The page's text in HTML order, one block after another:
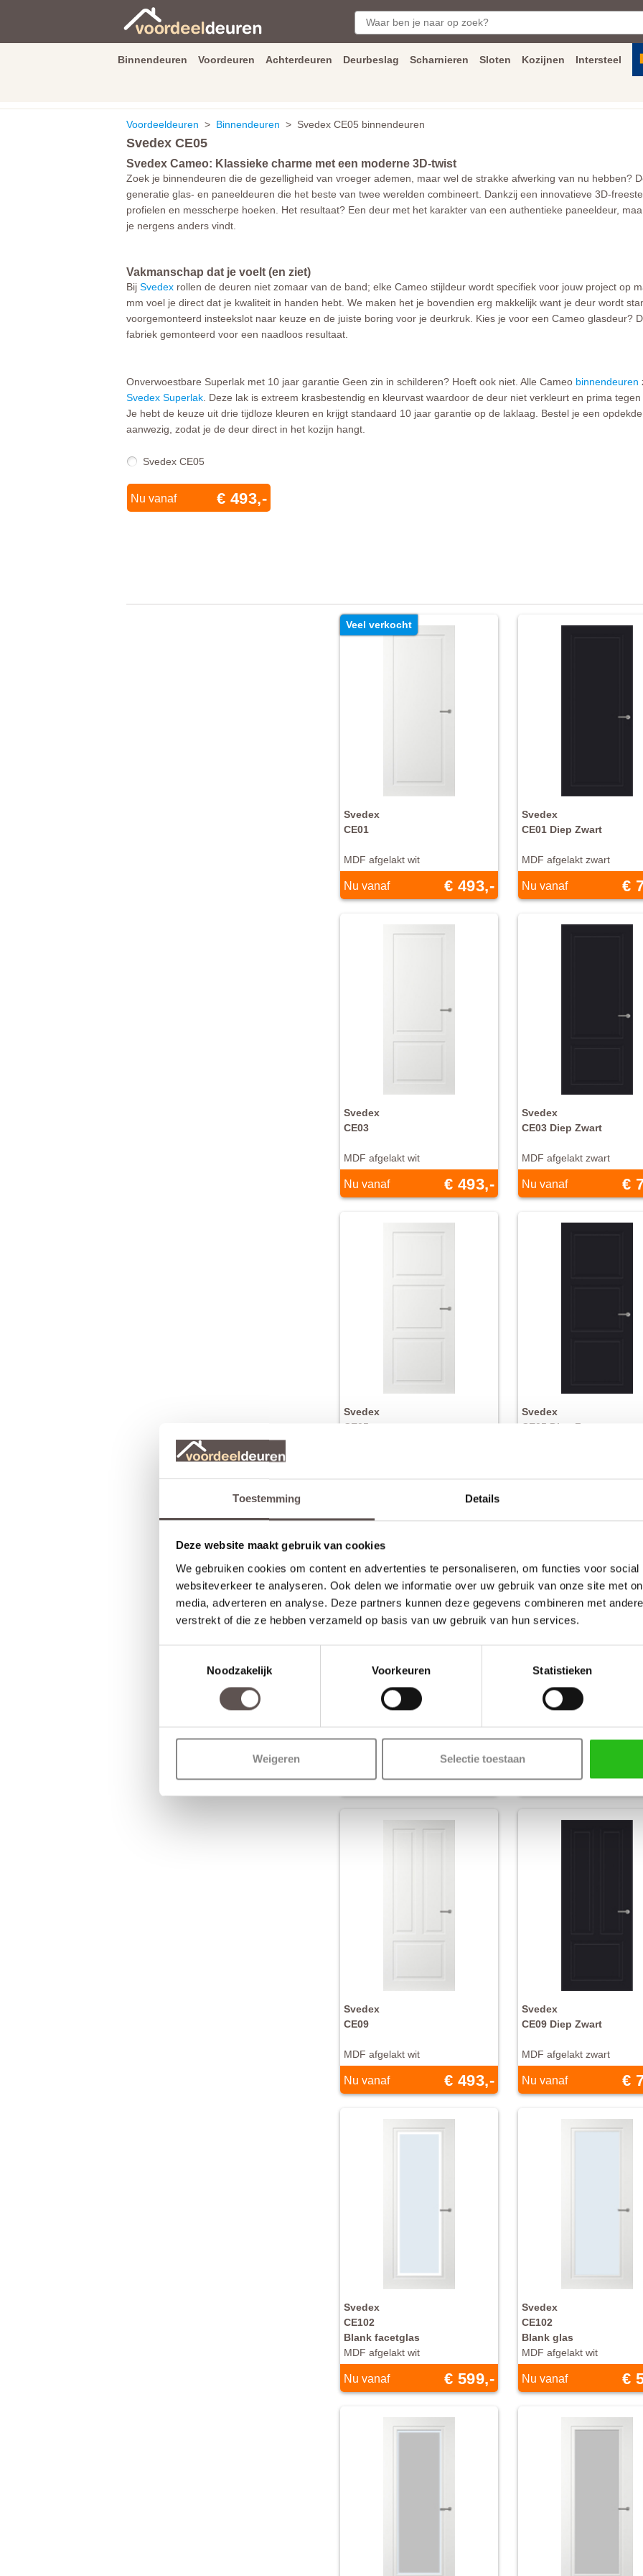
Toestemming Details
Deze website maakt gebruik van cookies
We gebruiken cookies om content en advertenties te personaliseren, om functies voor social
websiteverkeer te analyseren. Ook delen we informatie over uw gebruik van onze site met
media, adverteren en analyse. Deze partners kunnen deze gegevens combineren met
verstrekt of die ze hebben verzameld op basis van uw gebruik van hun services.
Noodzakelijk
Voorkeuren Statistieken
Weigeren Selectie toestaan
Binnendeuren Voordeuren Achterdeuren Deurbeslag Scharnieren Sloten Kozijnen Intersteel
Voordeeldeuren > Binnendeuren > Svedex CE05 binnendeuren
Svedex CE05
Svedex Cameo: Klassieke charme met een moderne 3D-twist
Zoek je binnendeuren die de gezelligheid van vroeger ademen, maar wel de strakke afwerking van nu hebben?
generatie glas- en paneeldeuren die het beste van twee werelden combineert. Dankzij een innovatieve 3D-
profielen en messcherpe hoeken. Het resultaat? Een deur met het karakter van een authentieke paneeldeur,
je nergens anders vindt.
Vakmanschap dat je voelt (en ziet)
Bij Svedex rollen de deuren niet zomaar van de band; elke Cameo stijldeur wordt specifiek voor jouw project op
mm voel je direct dat je kwaliteit in handen hebt. We maken het je bovendien erg makkelijk want je deur wordt
voorgemonteerd insteekslot naar keuze en de juiste boring voor je deurkruk. Kies je voor een Cameo glasdeur?
fabriek gemonteerd voor een naadloos resultaat.
Onverwoestbare Superlak met 10 jaar garantie Geen zin in schilderen? Hoeft ook niet. Alle Cameo binnendeuren
Svedex Superlak . Deze lak is extreem krasbestendig en kleurvast waardoor de deur niet verkleurt en prima
Je hebt de keuze uit drie tijdloze kleuren en krijgt standaard 10 jaar garantie op de laklaag. Bestel je een
aanwezig, zodat je de deur direct in het kozijn hangt.
Svedex CE05
Nu vanaf € 493,-
Veel verkocht
Svedex
CE01
MDF afgelakt wit
Nu vanaf € 493,-
Svedex
CE01 Diep Zwart
MDF afgelakt zwart
Nu vanaf €
Svedex
CE03
MDF afgelakt wit
Nu vanaf € 493,-
Svedex
CE03 Diep Zwart
MDF afgelakt zwart
Nu vanaf €
Svedex
CE05
Nu vanaf € 493,-
Svedex
CE05 Diep Zwart
Nu vanaf €
CE07
Nu vanaf € 493,-
Svedex
CE07 Diep Zwart
MDF afgelakt zwart
Nu vanaf €
Svedex
CE09
MDF afgelakt wit
Nu vanaf € 493,-
Svedex
CE09 Diep Zwart
MDF afgelakt zwart
Nu vanaf €
Svedex
CE102
Blank facetglas
MDF afgelakt wit
Nu vanaf € 599,-
Svedex
CE102
Blank glas
MDF afgelakt wit
Nu vanaf €